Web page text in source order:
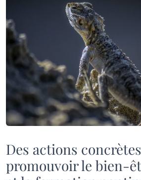
Des actions
promouvoir le bien-